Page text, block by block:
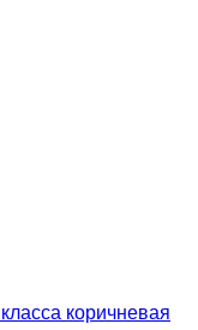
коричневая